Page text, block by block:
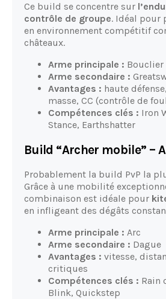
Ce build se concentre sur
contrôle de groupe. Idéal pour
en environnement compétitif
châteaux.
Arme principale : Bouclier
Arme secondaire :
Avantages : haute
masse, CC (contrôle de
Compétences clés : Iron
Stance, Earthshatter
Build “Archer mobile” –
Probablement la build PvP la
Grâce à une mobilité
combinaison est idéale pour
en infligeant des dégâts
Arme principale : Arc
Arme secondaire : Dague
Avantages : vitesse,
critiques
Compétences clés : Rain
Blink, Quickstep